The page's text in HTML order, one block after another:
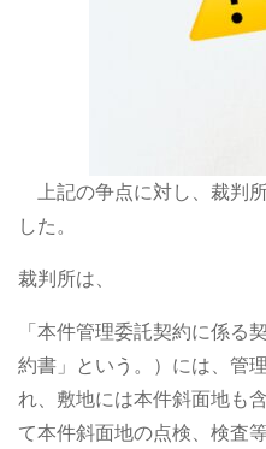
上記の争点に対し、裁判
した。
裁判所は、
「本件管理委託契約に係る
約書」という。）には、管
れ、敷地には本件斜面地も
て本件斜面地の点検、検査